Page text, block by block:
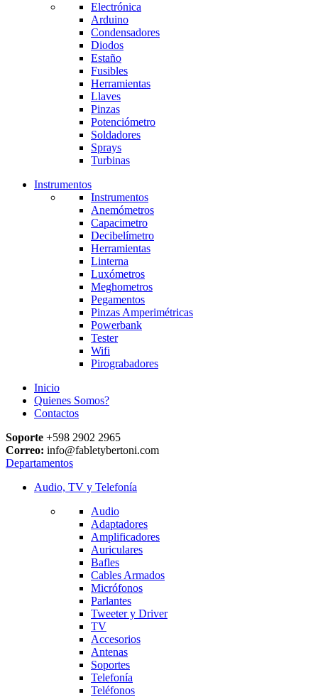
Electrónica
Arduino
Condensadores
Diodos
Estaño
Fusibles
Herramientas
Llaves
Pinzas
Potenciómetro
Soldadores
Sprays
Turbinas
Instrumentos
Instrumentos
Anemómetros
Capacimetro
Decibelímetro
Herramientas
Linterna
Luxómetros
Meghometros
Pegamentos
Pinzas Amperimétricas
Powerbank
Tester
Wifi
Pirograbadores
Inicio
Quienes Somos?
Contactos
Soporte +598 2902 2965
Correo: info@fabletybertoni.com
Departamentos
Audio, TV y Telefonía
Audio
Adaptadores
Amplificadores
Auriculares
Bafles
Cables Armados
Micrófonos
Parlantes
Tweeter y Driver
TV
Accesorios
Antenas
Soportes
Telefonía
Teléfonos